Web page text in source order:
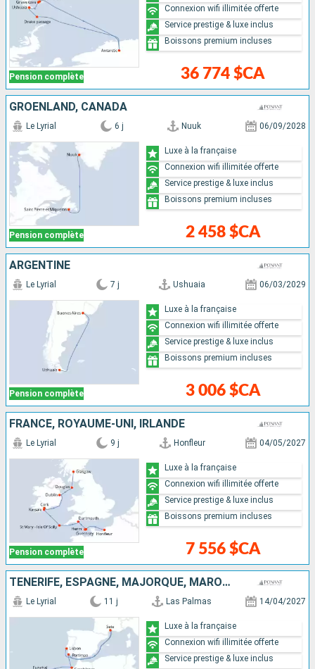
Pension complète 36 774 $CA
Connexion wifi illimitée offerte
Service prestige & luxe inclus
Boissons premium incluses
GRÖENLAND, CANADA
Pension complète
Le Lyrial 6 j Nuuk 06/09/2028
2 458 $CA
Luxe à la française
Connexion wifi illimitée offerte
Service prestige & luxe inclus
Boissons premium incluses
ARGENTINE
Pension complète
Le Lyrial 7 j Ushuaia 06/03/2029
3 006 $CA
Luxe à la française
Connexion wifi illimitée offerte
Service prestige & luxe inclus
Boissons premium incluses
FRANCE, ROYAUME-UNI, IRLANDE
Pension complète
Le Lyrial 9 j Honfleur 04/05/2027
7 556 $CA
Luxe à la française
Connexion wifi illimitée offerte
Service prestige & luxe inclus
Boissons premium incluses
TENERIFE, ESPAGNE, MAJORQUE, MAROC, FRANCE, PORTUGAL
Le Lyrial 11 j Las Palmas 14/04/2027
Luxe à la française
Connexion wifi illimitée offerte
Service prestige & luxe inclus